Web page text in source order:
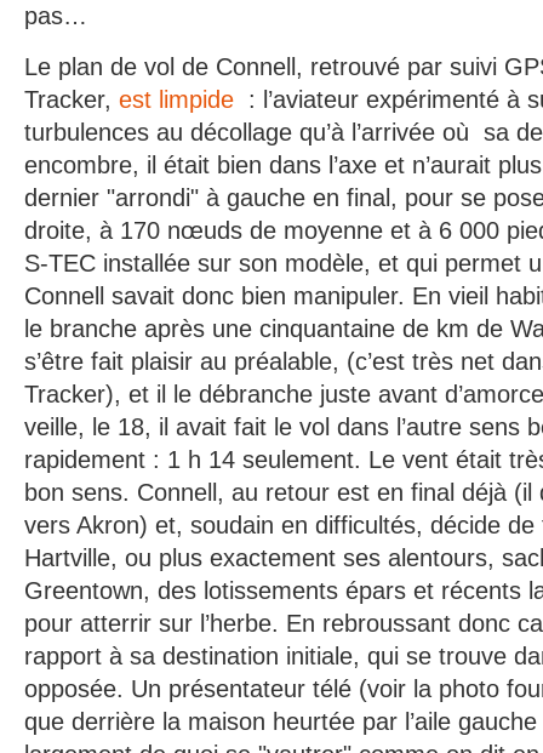
pas…
Le plan de vol de Connell, retrouvé par suivi
Tracker, est limpide : l’aviateur expérimenté à
turbulences au décollage qu’à l’arrivée où sa
encombre, il était bien dans l’axe et n’aurait
dernier "arrondi" à gauche en final, pour se
droite, à 170 nœuds de moyenne et à 6 000
S-TEC installée sur son modèle, et qui permet
Connell savait donc bien manipuler. En vieil
le branche après une cinquantaine de km de
s’être fait plaisir au préalable, (c’est très net
Tracker), et il le débranche juste avant
veille, le 18, il avait fait le vol dans l’autre sens
rapidement : 1 h 14 seulement. Le vent était
bon sens. Connell, au retour est en final déjà (il
vers Akron) et, soudain en difficultés, décide
Hartville, ou plus exactement ses alentours,
Greentown, des lotissements épars et récents
pour atterrir sur l’herbe. En rebroussant donc
rapport à sa destination initiale, qui se trouve
opposée. Un présentateur télé (voir la photo
que derrière la maison heurtée par l’aile gauche